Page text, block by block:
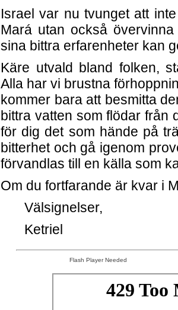
Israel var nu tvunget att
Mará utan också
sina bittra erfarenheter kan
Käre utvald bland folken,
Alla har vi brustna
kommer bara att besmitta
bittra vatten som flödar från
för dig det som hände på
bitterhet och gå igenom
förvandlas till en källa som
Om du fortfarande är kvar i
Välsignelser,
Ketriel
Flash Player Needed